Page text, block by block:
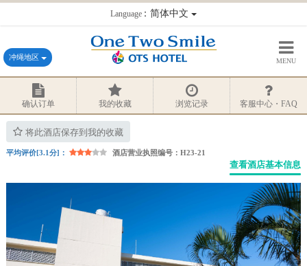
Language：简体中文
冲绳地区 MENU
确认订单 我的收藏 浏览记录 客服中心・FAQ
将此酒店保存到我的收藏
平均评价[3.1分]： 酒店营业执照编号：H23-21
查看酒店基本信息